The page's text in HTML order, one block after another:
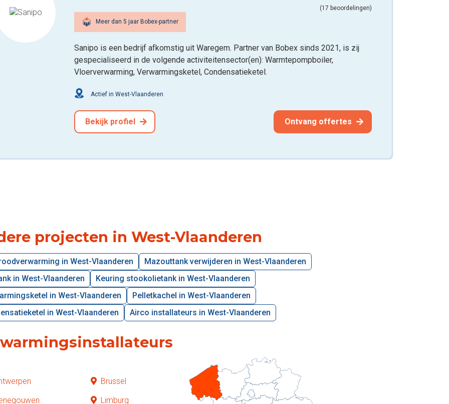
(17 beoordelingen)
Meer dan 5 jaar Bobex-partner
Sanipo is een bedrijf afkomstig uit Waregem. Partner van Bobex sinds 2021, is zij
gespecialiseerd in de volgende activiteitensector(en): Warmtepompboiler,
Vloerverwarming, Verwarmingsketel, Condensatieketel.
Actief in West-Vlaanderen
Bekijk profiel Ontvang offertes
projecten in West-Vlaanderen
in West-Vlaanderen
Mazouttank verwijderen in West-Vlaanderen
in West-Vlaanderen
Keuring stookolietank in West-Vlaanderen
in West-Vlaanderen
Pelletkachel in West-Vlaanderen
in West-Vlaanderen
Airco installateurs in West-Vlaanderen
Brussel
Limburg